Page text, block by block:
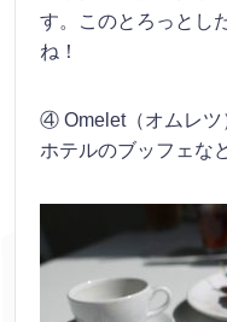
す。このとろっとし
ね！
④ Omelet（オムレツ
ホテルのブッフェな